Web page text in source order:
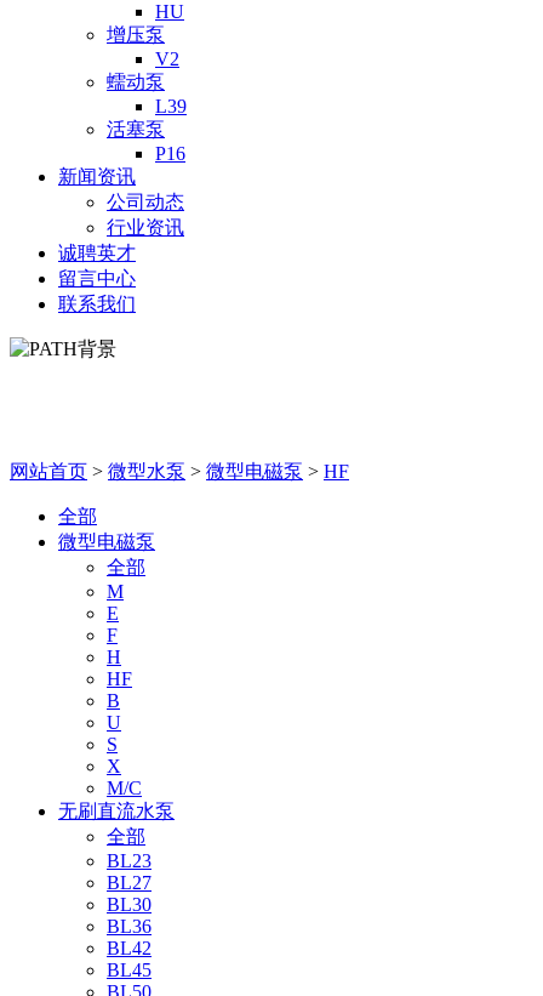
HU
增压泵
V2
蠕动泵
L39
活塞泵
P16
新闻资讯
公司动态
行业资讯
诚聘英才
留言中心
联系我们
网站首页 > 微型水泵 > 微型电磁泵 > HF
全部
微型电磁泵
全部
M
E
F
H
HF
B
U
S
X
M/C
无刷直流水泵
全部
BL23
BL27
BL30
BL36
BL42
BL45
BL50